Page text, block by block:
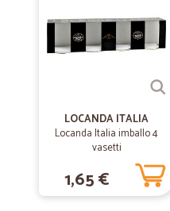
Prodotti buoni e
Prodotti buoni e spedizione veloce
Acquisto eccellente.
Acquisto eccellente.
LOCANDA ITALIA
Locanda Italia imballo 4
vasetti
1,65 €